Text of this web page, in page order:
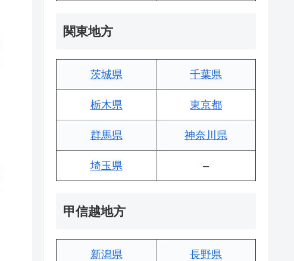
関東地方
茨城県 千葉県
栃木県 東京都
群馬県 神奈川県
埼玉県 –
甲信越地方
新潟県 長野県